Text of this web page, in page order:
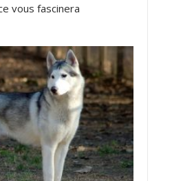
vous fascinera